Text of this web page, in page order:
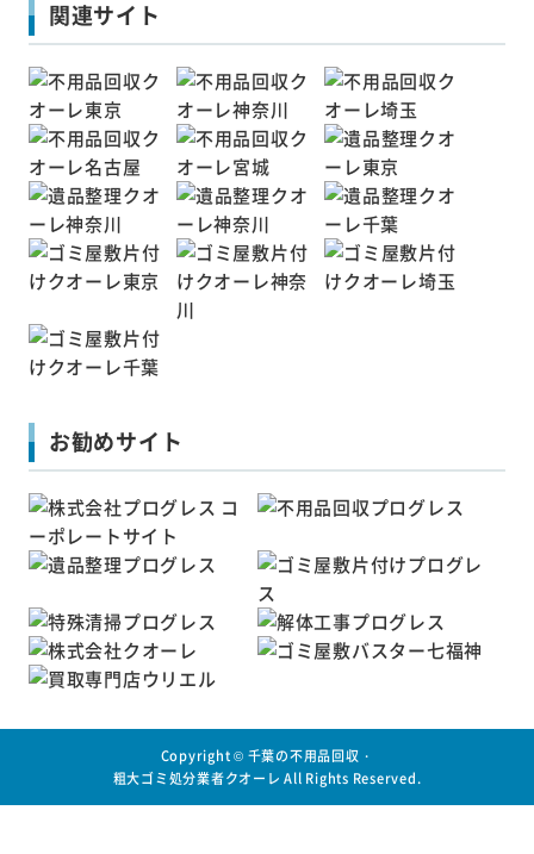
関連サイト
お勧めサイト
Copyright © 千葉の不用品回収・
粗大ゴミ処分業者クオーレ All Rights Reserved.